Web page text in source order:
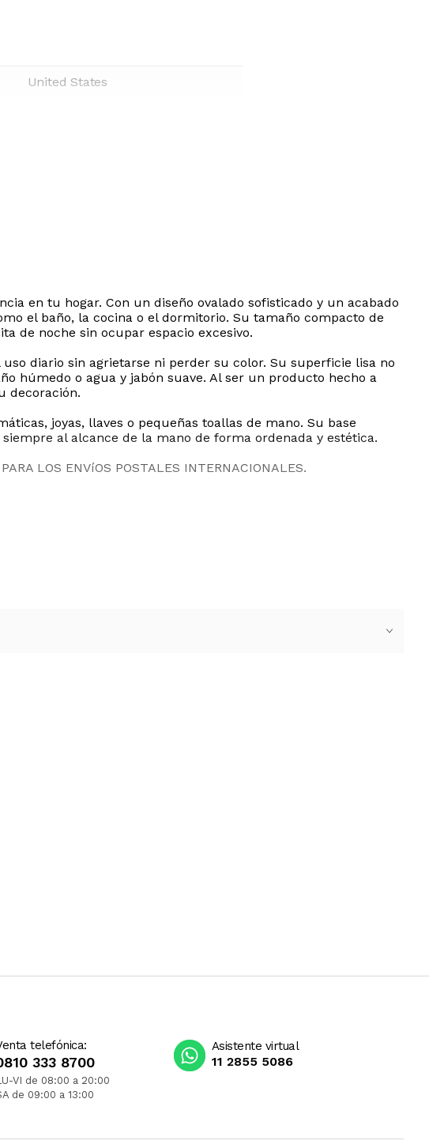
United States
en tu hogar. Con un diseño ovalado sofisticado y un acabado
el baño, la cocina o el dormitorio. Su tamaño compacto de
de noche sin ocupar espacio excesivo.
diario sin agrietarse ni perder su color. Su superficie lisa no
húmedo o agua y jabón suave. Al ser un producto hecho a
decoración.
joyas, llaves o pequeñas toallas de mano. Su base
al alcance de la mano de forma ordenada y estética.
LOS ENVíOS POSTALES INTERNACIONALES.
telefónica:
333 8700
VI de 08:00 a 20:00
de 09:00 a 13:00
Asistente virtual
11 2855 5086